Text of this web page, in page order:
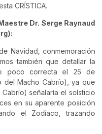
CRÍSTICA.
Dr. Serge Raynaud
Navidad, conmemoración
también que detallar la
poco correcta el 25 de
del Macho Cabrío), ya que
señalaría el solsticio
en su aparente posición
el Zodíaco, trazando